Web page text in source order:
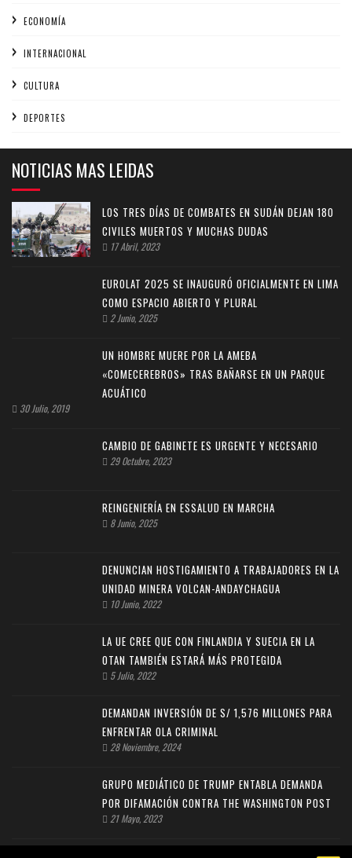
ECONOMÍA
INTERNACIONAL
CULTURA
DEPORTES
NOTICIAS MAS LEIDAS
LOS TRES DÍAS DE COMBATES EN SUDÁN DEJAN 180
CIVILES MUERTOS Y MUCHAS DUDAS
17 Abril, 2023
EUROLAT 2025 SE INAUGURÓ OFICIALMENTE EN LIMA
COMO ESPACIO ABIERTO Y PLURAL
2 Junio, 2025
UN HOMBRE MUERE POR LA AMEBA
«COMECEREBROS» TRAS BAÑARSE EN UN PARQUE
ACUÁTICO
30 Julio, 2019
CAMBIO DE GABINETE ES URGENTE Y NECESARIO
29 Octubre, 2023
REINGENIERÍA EN ESSALUD EN MARCHA
8 Junio, 2025
DENUNCIAN HOSTIGAMIENTO A TRABAJADORES EN LA
UNIDAD MINERA VOLCAN-ANDAYCHAGUA
10 Junio, 2022
LA UE CREE QUE CON FINLANDIA Y SUECIA EN LA
OTAN TAMBIÉN ESTARÁ MÁS PROTEGIDA
5 Julio, 2022
DEMANDAN INVERSIÓN DE S/ 1,576 MILLONES PARA
ENFRENTAR OLA CRIMINAL
28 Noviembre, 2024
GRUPO MEDIÁTICO DE TRUMP ENTABLA DEMANDA
POR DIFAMACIÓN CONTRA THE WASHINGTON POST
21 Mayo, 2023